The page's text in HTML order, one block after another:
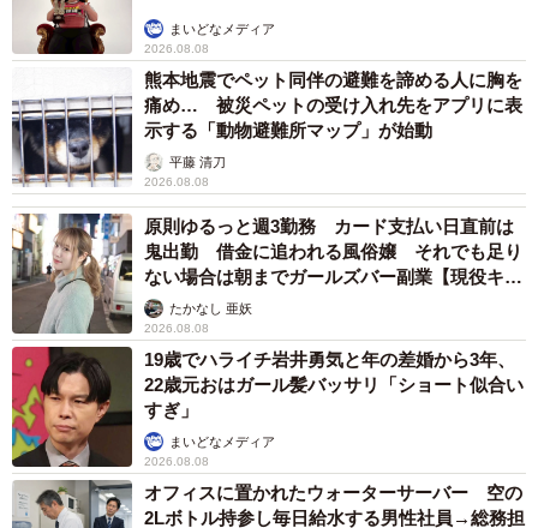
まいどなメディア
2026.08.08
熊本地震でペット同伴の避難を諦める人に胸を
痛め… 被災ペットの受け入れ先をアプリに表
示する「動物避難所マップ」が始動
平藤 清刀
2026.08.08
原則ゆるっと週3勤務 カード支払い日直前は
鬼出勤 借金に追われる風俗嬢 それでも足り
ない場合は朝までガールズバー副業【現役キャ
ストに取材】
たかなし 亜妖
2026.08.08
19歳でハライチ岩井勇気と年の差婚から3年、
22歳元おはガール髪バッサリ「ショート似合い
すぎ」
まいどなメディア
2026.08.08
オフィスに置かれたウォーターサーバー 空の
2Lボトル持参し毎日給水する男性社員→総務担